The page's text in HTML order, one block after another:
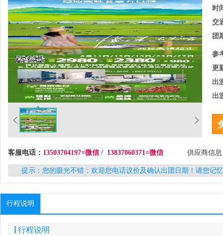
时
交
团
参
更
出
出
客服电话： 13503704197=微信 / 13837060371=微信 供应商信
提示：您的眼光不错；欢迎您电话议价及确认出团日期！请您记
行程说明
行程说明